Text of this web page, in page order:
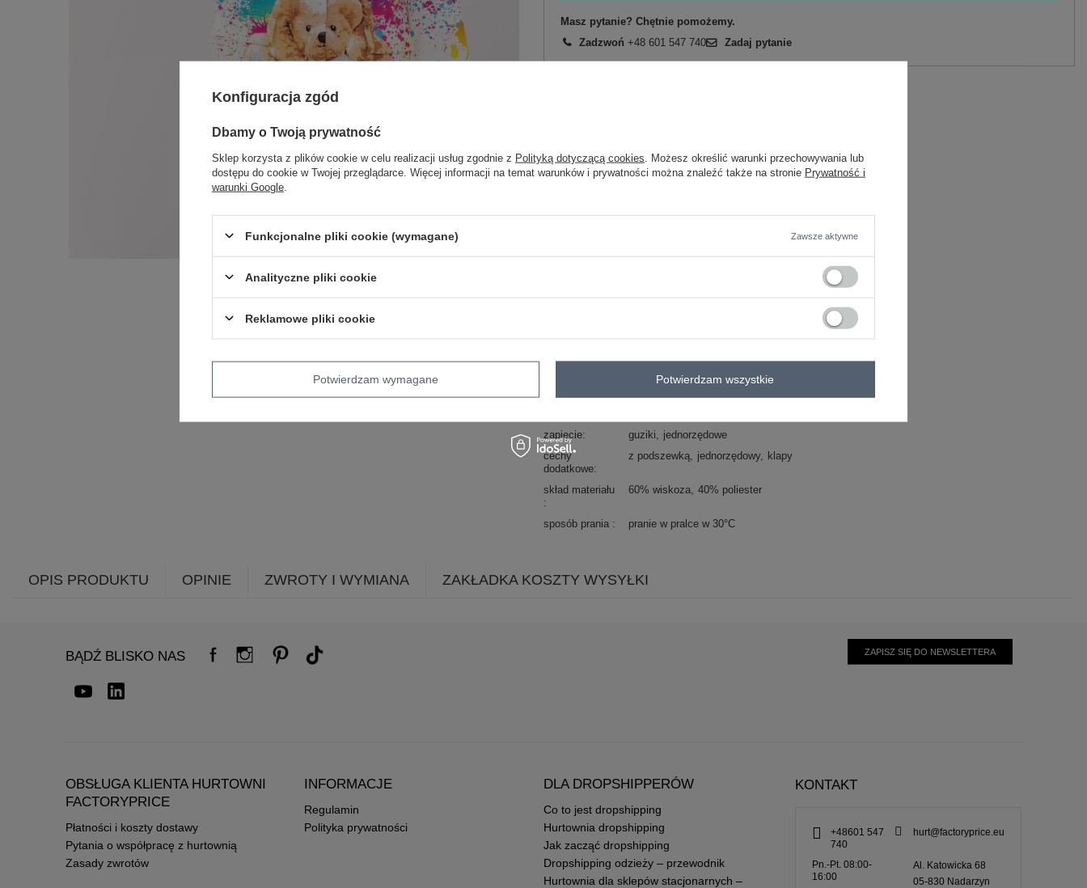
Masz pytanie? Chętnie pomożemy.
Zadzwoń +48 601 547 740 Zadaj pytanie
Marka
ITALY MODA
typ produktu
marynarka/żakiet
zapięcie
guziki
jednorzędowe
cechy
dodatkowe
z podszewką jednorzędowy klapy
skład materiału 60% wiskoza 40% poliester
sposób prania pranie w pralce w 30°C
OPIS PRODUKTU OPINIE ZWROTY I WYMIANA ZAKŁADKA KOSZTY WYSYŁKI
BĄDŹ BLISKO NAS ZAPISZ SIĘ DO NEWSLETTERA
OBSŁUGA KLIENTA HURTOWNI
FACTORYPRICE
Płatności i koszty dostawy
Pytania o współpracę z hurtownią
Zasady zwrotów
INFORMACJE
Regulamin
Polityka prywatności
DLA DROPSHIPPERÓW
Co to jest dropshipping
Hurtownia dropshipping
Jak zacząć dropshipping
Dropshipping odzieży – przewodnik
Hurtownia dla sklepów stacjonarnych –
KONTAKT
+48601 547
740
hurt@factoryprice.eu
Pn.-Pt. 08:00-
16:00
Al. Katowicka 68
05-830 Nadarzyn
Konfiguracja zgód
Dbamy o Twoją prywatność
Sklep korzysta z plików cookie w celu realizacji usług zgodnie z Polityką dotyczącą cookies . Możesz określić warunki przechowywania lub
dostępu do cookie w Twojej przeglądarce. Więcej informacji na temat warunków i prywatności można znaleźć także na stronie Prywatność i
warunki Google
Funkcjonalne pliki cookie (wymagane) Zawsze aktywne
Analityczne pliki cookie
Reklamowe pliki cookie
Potwierdzam wymagane Potwierdzam wszystkie